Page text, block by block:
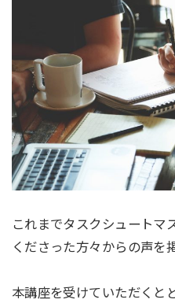
これまでタスクシュートマ
くださった方々からの声を
本講座を受けていただくと